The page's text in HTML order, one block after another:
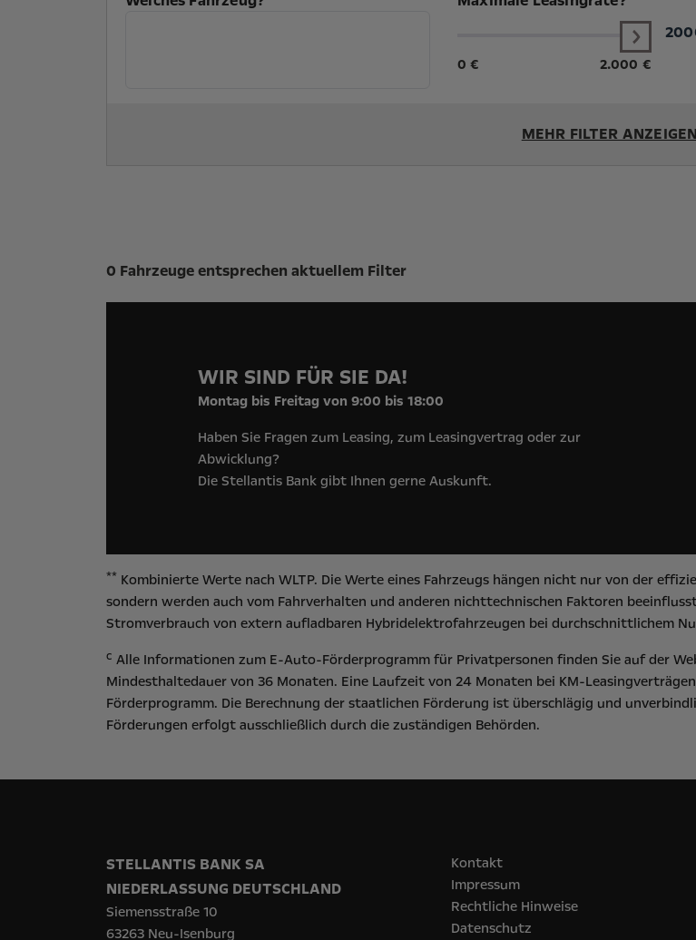
0 € 2.000 €
MEHR FILTER ANZEIGEN
Suchergebnisse
0 Fahrzeuge entsprechen aktuellem Filter
WIR SIND FÜR SIE DA!
Montag bis Freitag von 9:00 bis 18:00
Haben Sie Fragen zum Leasing, zum Leasingvertrag oder zur
Abwicklung?
Die Stellantis Bank gibt Ihnen gerne Auskunft.
** Kombinierte Werte nach WLTP. Die Werte eines Fahrzeugs hängen nicht nur von der
sondern werden auch vom Fahrverhalten und anderen nichttechnischen Faktoren
Stromverbrauch von extern aufladbaren Hybridelektrofahrzeugen bei durchschnittlichem
c Alle Informationen zum E-Auto-Förderprogramm für Privatpersonen finden Sie auf der
Mindesthaltedauer von 36 Monaten. Eine Laufzeit von 24 Monaten bei KM-
Förderprogramm. Die Berechnung der staatlichen Förderung ist überschlägig und
Förderungen erfolgt ausschließlich durch die zuständigen Behörden.
STELLANTIS BANK SA
NIEDERLASSUNG DEUTSCHLAND
Siemensstraße 10
63263 Neu-Isenburg
Kontakt
Impressum
Rechtliche Hinweise
Datenschutz